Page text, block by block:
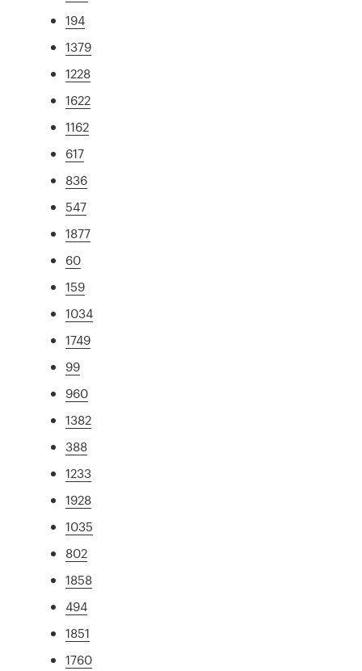
194
1379
1228
1622
1162
617
836
547
1877
60
159
1034
1749
99
960
1382
388
1233
1928
1035
802
1858
494
1851
1760